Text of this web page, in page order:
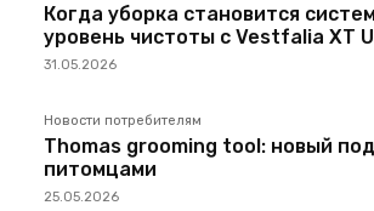
Когда уборка становится
уровень чистоты с Vestfalia XT
31.05.2026
Новости потребителям
Thomas grooming tool: новый
питомцами
25.05.2026